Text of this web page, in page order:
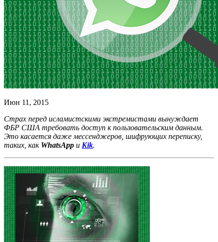
Июн 11, 2015
Страх перед исламистскими экстремистами вынуждает
ФБР США требовать доступ к пользовательским данным.
Это касается даже мессенджеров, шифрующих переписку,
таких, как WhatsApp и Kik.